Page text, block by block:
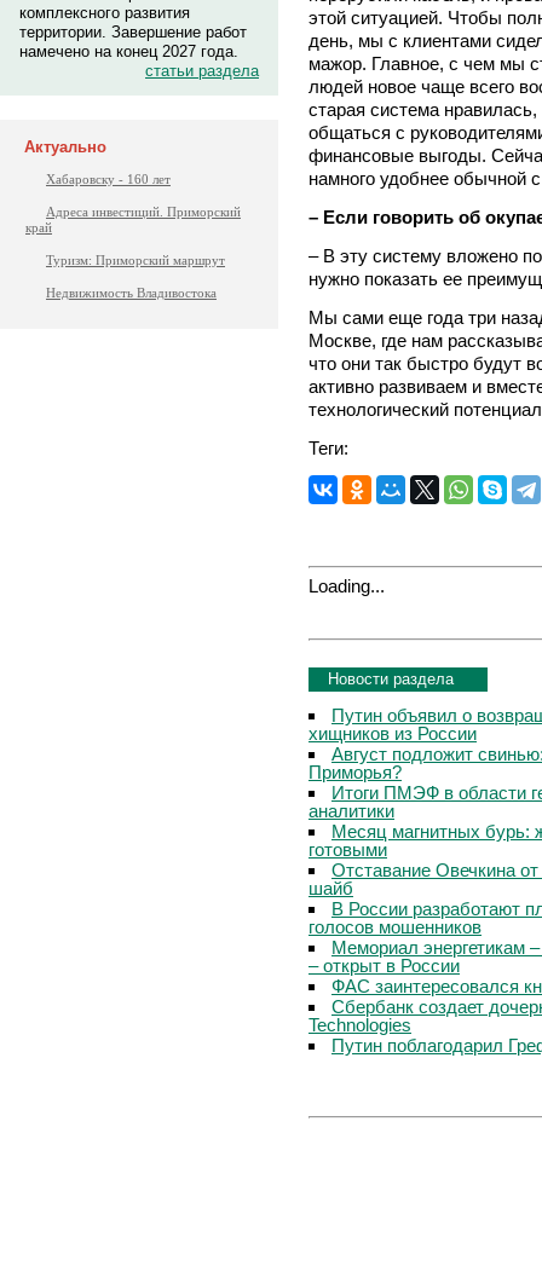
комплексного развития
территории. Завершение работ
намечено на конец 2027 года.
статьи раздела
Актуально
Хабаровску - 160 лет
Адреса инвестиций. Приморский
край
Туризм: Приморский маршрут
Недвижимость Владивостока
этой ситуацией. Чтобы
день, мы с клиентами
мажор. Главное, с чем мы
людей новое чаще всего
старая система
общаться с
финансовые выгоды.
намного удобнее обычной
– Если говорить об
– В эту систему вложено
нужно показать ее
Мы сами еще года три
Москве, где нам
что они так быстро будут
активно развиваем и
технологический
Теги:
Loading...
Новости раздела
Путин объявил о
хищников из России
Август подложит
Приморья?
Итоги ПМЭФ в области
аналитики
Месяц магнитных бурь:
готовыми
Отставание Овечкина
шайб
В России разработают
голосов мошенников
Мемориал энергетикам
– открыт в России
ФАС заинтересовался
Сбербанк создает
Technologies
Путин поблагодарил